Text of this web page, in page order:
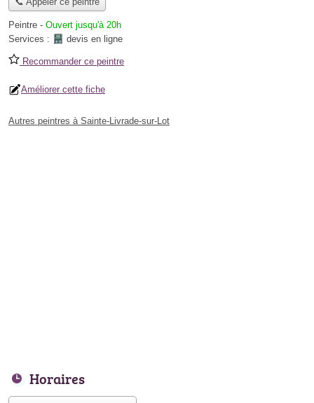
Peintre - Ouvert jusqu'à 20h
Services :
devis en ligne
Recommander ce peintre
Améliorer cette fiche
Autres peintres à Sainte-Livrade-sur-Lot
Horaires